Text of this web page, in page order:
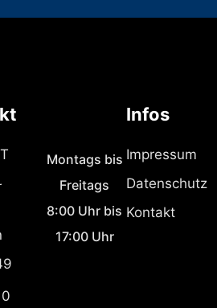
Montags bis
Freitags
8:00 Uhr bis
17:00 Uhr
Infos
Impressum
Datenschutz
Kontakt